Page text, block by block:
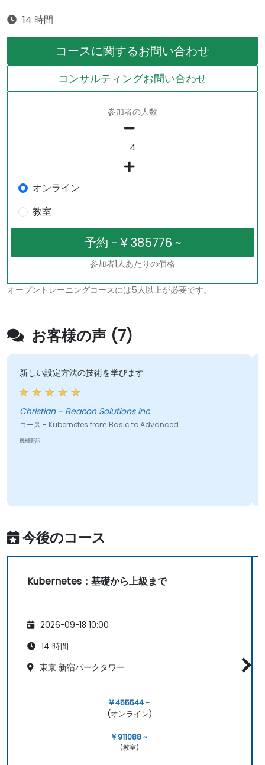
14 時間
コースに関するお問い合わせ
コンサルティングお問い合わせ
参加者の人数
オンライン
教室
参加者1人あたりの価格
オープントレーニングコースには5人以上が必要です。
お客様の声 (7)
新しい設定方法の技術を学びます
Christian - Beacon Solutions Inc
コース - Kubernetes from Basic to Advanced
機械翻訳
今後のコース
Kubernetes：基礎から上級まで
2026-09-18 10:00
14 時間
東京 新宿パークタワー
¥ 455544 ~
(オンライン)
¥ 911088 ~
(教室)